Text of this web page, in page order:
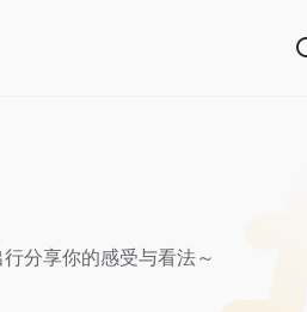
分享你的感受与看法～